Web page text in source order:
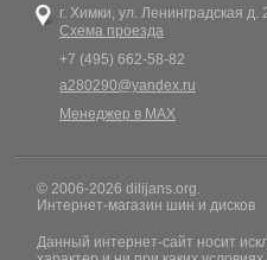
г. Химки, ул. Ленинградская д.
Схема проезда
+7 (495) 662-58-82
a280290@yandex.ru
Менеджер в MAX
© 2006-2026 dilijans.org.
Интернет-магазин шин и дисков
Данный интернет-сайт носит